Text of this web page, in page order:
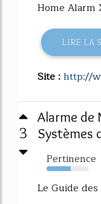
Home Alarm
LIRE LA
Site :http://
3
Alarme de
Systèmes
Pertinence
57%
Le Guide